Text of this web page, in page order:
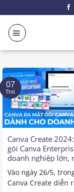
đến
nội
dung
Canva Create
gói Canva
doanh nghiệp lớn,
dùng có thể tùy
dung phù hợp với
làm việc
Vào ngày 26/5,
Canva Create diễn
07
Th6